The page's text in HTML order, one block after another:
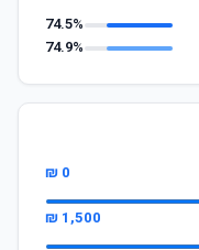
74.5%
74.9%
0 ₪
1,500 ₪